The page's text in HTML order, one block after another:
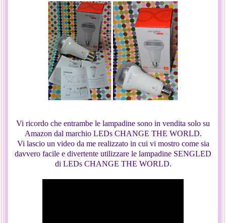
Vi ricordo che entrambe le lampadine sono in vendita solo su
Amazon dal marchio LEDs CHANGE THE WORLD.
Vi lascio un video da me realizzato in cui vi mostro come sia
davvero facile e divertente utilizzare le lampadine SENGLED
di LEDs CHANGE THE WORLD.